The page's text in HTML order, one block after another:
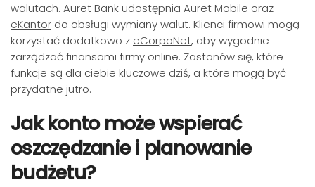
walutach. Auret Bank udostępnia Auret Mobile oraz
eKantor do obsługi wymiany walut. Klienci firmowi mogą
korzystać dodatkowo z eCorpoNet, aby wygodnie
zarządzać finansami firmy online. Zastanów się, które
funkcje są dla ciebie kluczowe dziś, a które mogą być
przydatne jutro.
Jak konto może wspierać
oszczędzanie i planowanie
budżetu?